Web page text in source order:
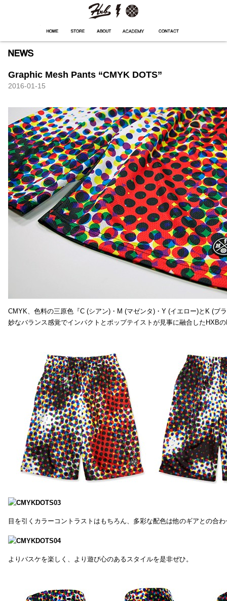
Graphic Mesh Pants “CMYK DOTS”
2016-01-15
CMYK、色料の三原色『C (シアン)・M (マゼンタ)・Y (イエロー)とK (ブ
妙なバランス感覚でインパクトとポップテイストが見事に融合したHXB
目を引くカラーコントラストはもちろん、多彩な配色は他のギアとの合
よりバスケを楽しく、より遊び心のあるスタイルを是非ぜひ。